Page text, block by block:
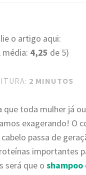
o artigo aqui:
4,25 de 5)
2 MINUTOS
que toda mulher já
exagerando! O
passa de
importantes
será que oshampoo